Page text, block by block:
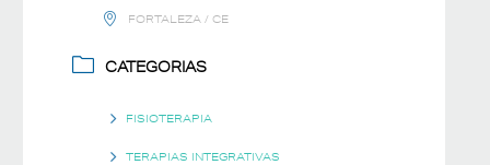
FORTALEZA / CE
CATEGORIAS
FISIOTERAPIA
TERAPIAS INTEGRATIVAS